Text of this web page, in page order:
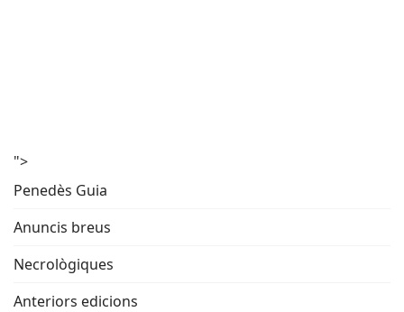
">
Penedès Guia
Anuncis breus
Necrològiques
Anteriors edicions